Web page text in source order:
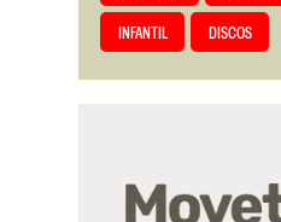
INFANTIL DISCOS